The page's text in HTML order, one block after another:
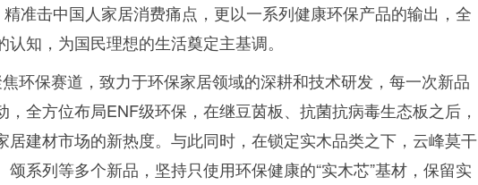
精准击中国人家居消费痛点，更以一系列健康环保产品的输出，全
知，为国民理想的生活奠定主基调。
环保赛道，致力于环保家居领域的深耕和技术研发，每一次新品
全方位布局ENF级环保，在继豆茵板、抗菌抗病毒生态板之后，
居建材市场的新热度。与此同时，在锁定实木品类之下，云峰莫干
系列等多个新品，坚持只使用环保健康的“实木芯”基材，保留实